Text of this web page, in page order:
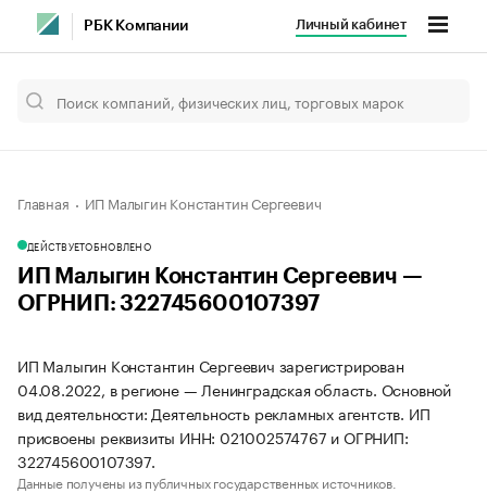
РБК Компании Личный кабинет
Главная ИП Малыгин Константин Сергеевич
ДЕЙСТВУЕТОБНОВЛЕНО
ИП Малыгин Константин Сергеевич —
ОГРНИП: 322745600107397
ИП Малыгин Константин Сергеевич зарегистрирован
04.08.2022, в регионе — Ленинградская область. Основной
вид деятельности: Деятельность рекламных агентств. ИП
присвоены реквизиты ИНН: 021002574767 и ОГРНИП:
322745600107397.
Данные получены из публичных государственных источников.